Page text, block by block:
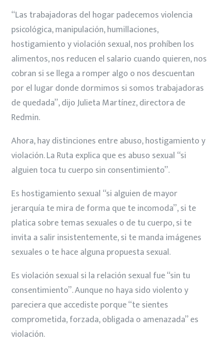
“Las trabajadoras del hogar padecemos violencia
psicológica, manipulación, humillaciones,
hostigamiento y violación sexual, nos prohíben los
alimentos, nos reducen el salario cuando quieren, nos
cobran si se llega a romper algo o nos descuentan
por el lugar donde dormimos si somos trabajadoras
de quedada”, dijo Julieta Martínez, directora de
Redmin.
Ahora, hay distinciones entre abuso, hostigamiento y
violación. La Ruta explica que es abuso sexual “si
alguien toca tu cuerpo sin consentimiento”.
Es hostigamiento sexual “si alguien de mayor
jerarquía te mira de forma que te incomoda”, si te
platica sobre temas sexuales o de tu cuerpo, si te
invita a salir insistentemente, si te manda imágenes
sexuales o te hace alguna propuesta sexual.
Es violación sexual si la relación sexual fue “sin tu
consentimiento”. Aunque no haya sido violento y
pareciera que accediste porque “te sientes
comprometida, forzada, obligada o amenazada” es
violación.